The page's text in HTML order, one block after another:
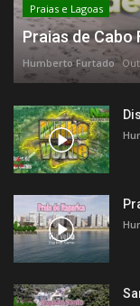
Praias e Lagoas
Praias de Cabo
Humberto Furtado